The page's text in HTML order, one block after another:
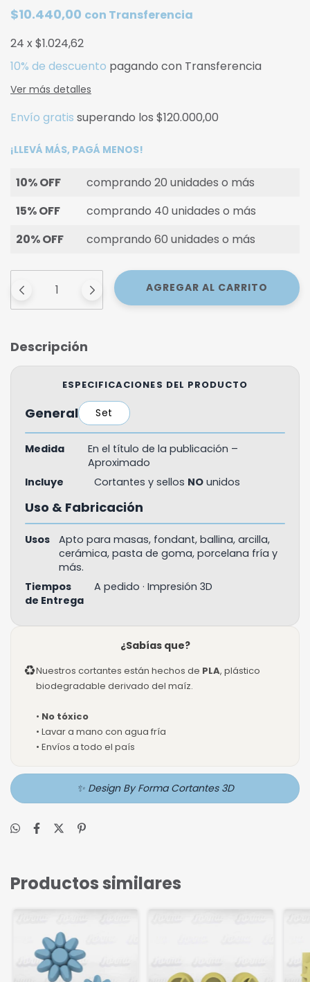
$10.440,00 con Transferencia
24 x$1.024,62
10% de descuento pagando con Transferencia
Ver más detalles
Envío gratis superando los $120.000,00
¡LLEVÁ MÁS, PAGÁ MENOS!
10% OFF
comprando 20 unidades o más
15% OFF
comprando 40 unidades o más
20% OFF
comprando 60 unidades o más
Descripción
ESPECIFICACIONES DEL PRODUCTO
General Set
Medida
En el título de la publicación –
Aproximado
Incluye
Cortantes y sellos NO unidos
Uso & Fabricación
Usos
Apto para masas, fondant, ballina, arcilla,
cerámica, pasta de goma, porcelana fría y
más.
Tiempos
de Entrega
A pedido · Impresión 3D
¿Sabías que?
♻Nuestros cortantes están hechos de PLA, plástico
biodegradable derivado del maíz.
• No tóxico
• Lavar a mano con agua fría
• Envíos a todo el país
✨ Design By Forma Cortantes 3D
Productos similares